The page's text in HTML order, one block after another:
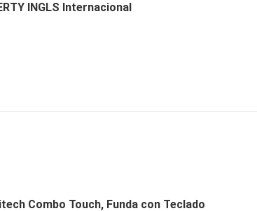
INGLS Internacional
Combo Touch, Funda con Teclado